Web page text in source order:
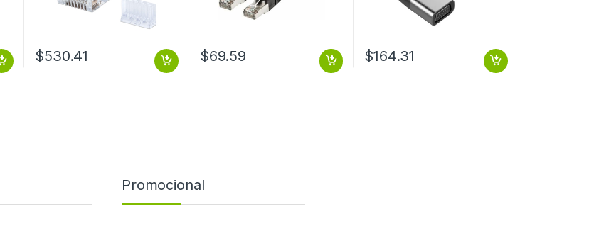
$530.41 $69.59 $164.31
Promocional